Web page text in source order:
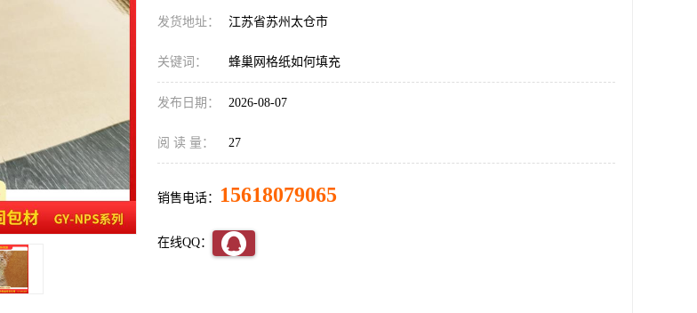
发货地址： 江苏省苏州太仓市
关键词： 蜂巢网格纸如何填充
发布日期： 2026-08-07
阅 读 量： 27
销售电话： 15618079065
在线QQ：